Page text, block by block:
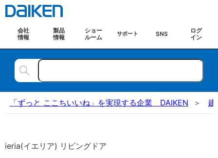
会社
情報
製品
情報
ショー
ルーム
サポート SNS
ログ
イン
「ずっと ここちいいね」を実現する企業 DAIKEN 建
ieria(イエリア) リビングドア